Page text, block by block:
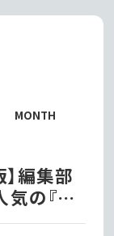
MONTH
編集部
の『た